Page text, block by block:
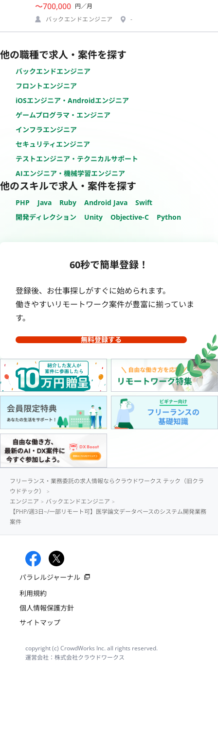
〜700,000 円／月
バックエンドエンジニア
-
他の職種で求人・案件を探す
バックエンドエンジニア
フロントエンジニア
iOSエンジニア・Androidエンジニア
ゲームプログラマ・エンジニア
インフラエンジニア
セキュリティエンジニア
テストエンジニア・テクニカルサポート
AIエンジニア・機械学習エンジニア
他のスキルで求人・案件を探す
PHP Java Ruby Android Java
Swift
開発ディレクション
Unity Objective-C Python
60秒で簡単登録！
登録後、お仕事探しがすぐに始められます。
働きやすいリモートワーク案件が豊富に揃っていま
す。
無料登録する
フリーランス・業務委託の求人情報ならクラウドワークス テック（旧クラ
ウドテック）
エンジニア
バックエンドエンジニア
【PHP/週3日~/一部リモート可】医学論文データベースのシステム開発業務
案件
パラレルジャーナル
利用規約
個人情報保護方針
サイトマップ
copyright (c) CrowdWorks Inc. all rights reserved.
運営会社：株式会社クラウドワークス